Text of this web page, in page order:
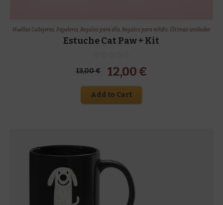
Huellas Callejeras, Papeleria, Regalos para ella, Regalos para niñ@s, Últimas unidades
Estuche Cat Paw + Kit
13,00€
El
precio
original
12,00 €
Add to Cart